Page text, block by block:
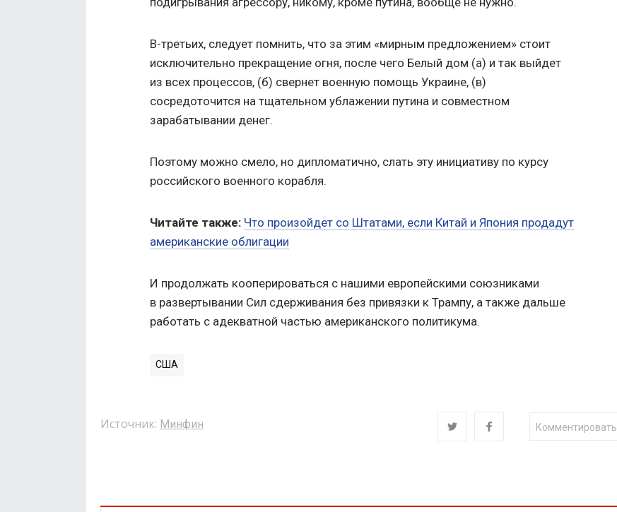
В-третьих, следует помнить, что за этим «мирным предложением» стоит
исключительно прекращение огня, после чего Белый дом (а) и так выйдет
из всех процессов, (б) свернет военную помощь Украине, (в)
сосредоточится на тщательном ублажении путина и совместном
зарабатывании денег.
Поэтому можно смело, но дипломатично, слать эту инициативу по курсу
российского военного корабля.
Читайте также: Что произойдет со Штатами, если Китай и Япония продадут
американские облигации
И продолжать кооперироваться с нашими европейскими союзниками
в развертывании Сил сдерживания без привязки к Трампу, а также дальше
работать с адекватной частью американского политикума.
США
Источник: Минфин Комментировать